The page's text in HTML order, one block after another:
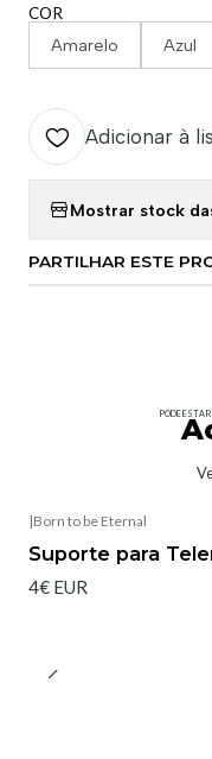
COR
Amarelo Azul
Adicionar à
Mostrar stock
PARTILHAR ESTE
PODE
|Born to be Eternal
Suporte para
4€ EUR